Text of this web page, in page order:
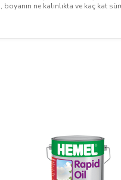
ne kalınlıkta ve kaç kat